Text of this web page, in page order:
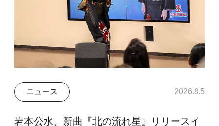
ニュース 2026.8.5
岩本公水、新曲『北の流れ星』リリースイ